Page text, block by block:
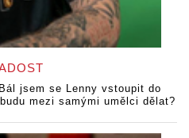
jsem se Lenny vstoupit do
mezi samými umělci dělat?